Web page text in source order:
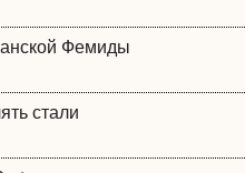
Фемиды
стали